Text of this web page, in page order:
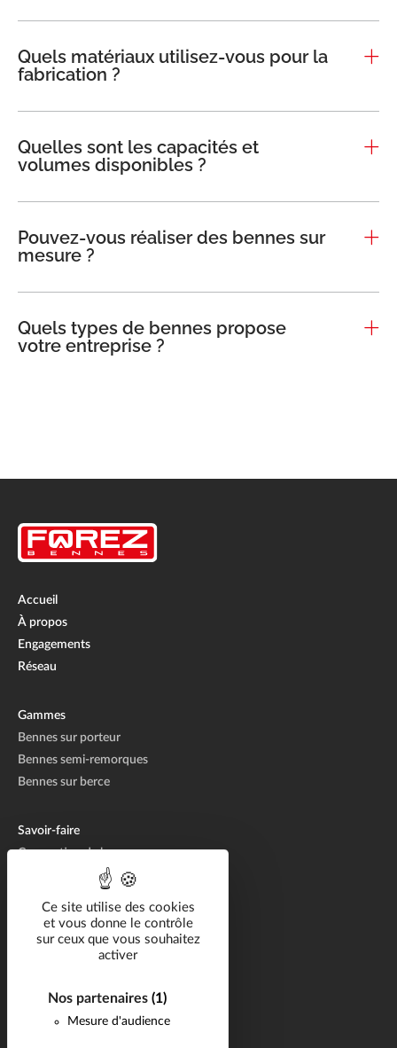
Ce site utilise des cookies
et vous donne le contrôle
sur ceux que vous souhaitez
activer
Nos partenaires (1)
Mesure d'audience
Quels matériaux utilisez-vous pour la
fabrication ?
Quelles sont les capacités et
volumes disponibles ?
Pouvez-vous réaliser des bennes sur
mesure ?
Quels types de bennes propose
votre entreprise ?
Accueil
À propos
Engagements
Réseau
Gammes
Bennes sur porteur
Bennes semi-remorques
Bennes sur berce
Savoir-faire
Conception de bennes
Fabrication de bennes
Solutions métier
Carrière